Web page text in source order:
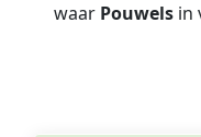
waar Pouwels in